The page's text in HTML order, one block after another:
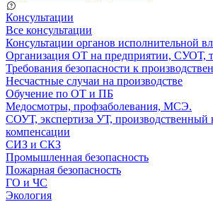
Консультации
Все консультации
Консультации органов исполнительной
Организация ОТ на предприятии, СУОТ,
Требования безопасности к
Несчастные случаи на производстве
Обучение по ОТ и ПБ
Медосмотры, профзаболевания, МСЭ.
СОУТ, экспертиза УТ, производственный
компенсации
СИЗ и СКЗ
Промышленная безопасность
Пожарная безопасность
ГО и ЧС
Экология